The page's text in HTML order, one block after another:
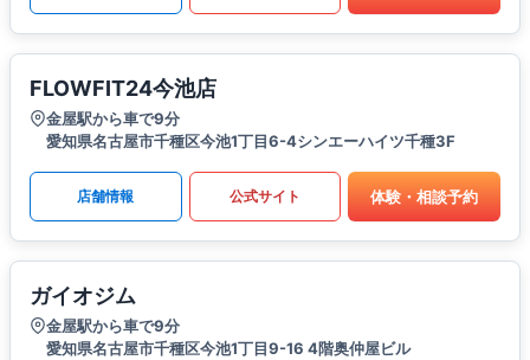
FLOWFIT24今池店
金屋駅から車で9分
愛知県名古屋市千種区今池1丁目6-4シンエーハイツ千種3F
店舗情報 公式サイト 体験・相談予約
ガイオジム
金屋駅から車で9分
愛知県名古屋市千種区今池1丁目9-16 4階奥仲屋ビル